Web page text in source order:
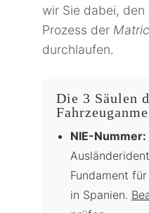
wir Sie dabei,
Prozess der
durchlaufen.
Die 3 Säulen
NIE-Nummer:
Fundament
in Spanien.